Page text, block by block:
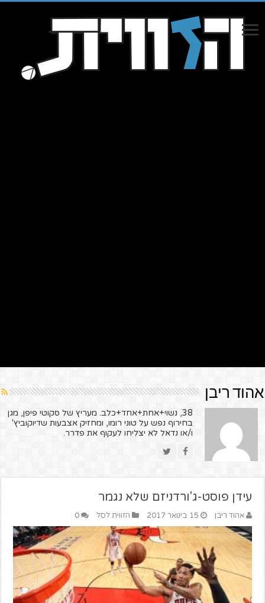
אהוד ריבן
38, נשוי+אחת+אחד+כלב. מעריץ של סקוטי פיפן, מגן
בחירוף נפש על טוני רומו, ומחזיק אצבעות שדיוקוביץ'
ו/או נדאל לא יצליחו לעקוף את פדרר.
עידן פוסט-ג'ורדניזם שלא נגמר
אהוד ריבן 15 בינואר 2017 הזווית לסל 0